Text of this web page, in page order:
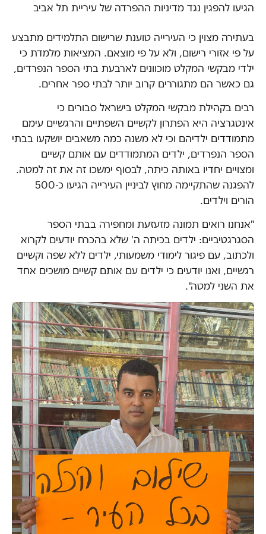
הגיעו להפגין נגד מדיניות ההפרדה של עיריית תל אביב
בעתירה מצוין כי העירייה טוענת שרישום התלמידים מתבצע
על פי אזורי רישום, ולא על פי מוצאם. המציאות מלמדת כי
ילדי מבקשי המקלט מוכוונים לארבעת בתי הספר הנפרדים,
גם כאשר הם מתגוררים קרוב יותר לבתי ספר אחרים.
רבים בקהילת מבקשי המקלט בישראל סבורים כי
אינטגרציה היא הפתרון לקשיים השפתיים והרגשיים עימם
מתמודדים ילדיהם וכי לא משנה כמה משאבים יושקעו בבתי
הספר הנפרדים, ילדים המתמודדים עם אותם קשיים
ומצויים יחדיו באותה כיתה, לבסוף ימשכו זה את זה למטה.
להפגנה שהתקיימה מחוץ לביניין העירייה הגיעו כ-500
הורים וילדים.
"אנחנו רואים תמונה מזעזעת ומחפירה בבתי הספר
הסגרגטיביים: ילדים בכיתה ה' שלא בהכרח יודעים לקרוא
ולכתוב, עם פיגור לימודי משמעותי, ילדים ללא שפה וקשיים
רגשיים, ואנו יודעים כי ילדים עם אותם קשיים מושכים אחד
את השני למטה".